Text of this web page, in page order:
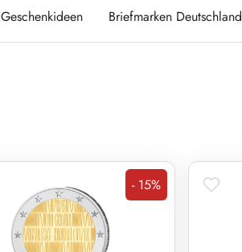
Geschenkideen Briefmarken Deutschland
Rabatt
- 15%